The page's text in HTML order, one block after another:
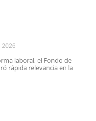
2026
laboral, el Fondo de
rápida relevancia en la